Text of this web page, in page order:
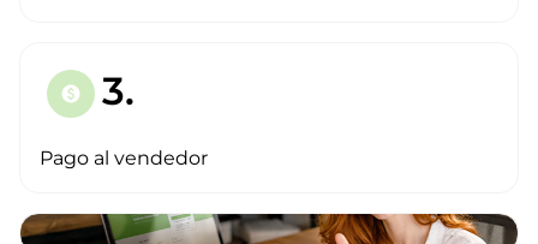
paid 3.
Pago al vendedor